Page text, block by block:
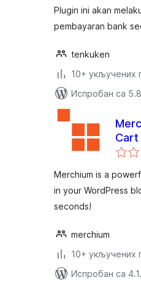
Plugin ini akan
pembayaran bank
tenkuken
10+ укључених
Испробан са
Cart
Merchium is a
in your WordPress
seconds!
merchium
10+ укључених
Испробан са